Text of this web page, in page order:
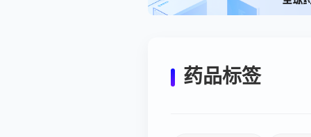
药品标签